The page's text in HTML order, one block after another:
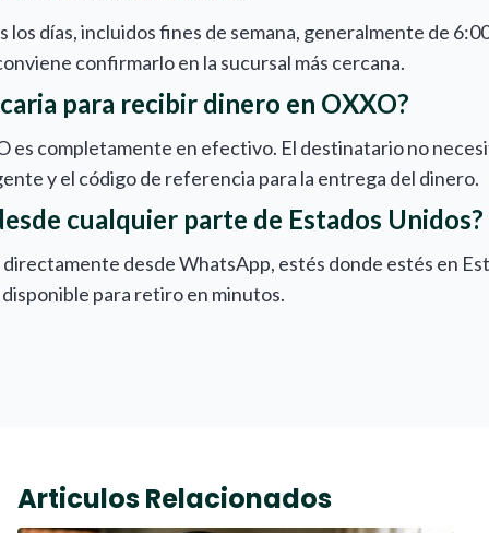
días, incluidos fines de semana, generalmente de
confirmarlo en la sucursal más cercana.
para recibir dinero en OXXO?
es completamente en efectivo. El destinatario no
y el código de referencia para la entrega del dinero.
cualquier parte de Estados Unidos?
desde WhatsApp, estés donde estés en
para retiro en minutos.
Articulos Relacionados